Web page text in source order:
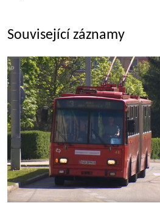
Související záznamy